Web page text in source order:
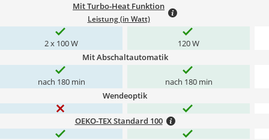
Mit Turbo-Heat Funktion
Leistung (in Watt)
2 x 100 W 120 W
Mit Abschaltautomatik
nach 180 min nach 180 min
Wendeoptik
OEKO-TEX Standard 100